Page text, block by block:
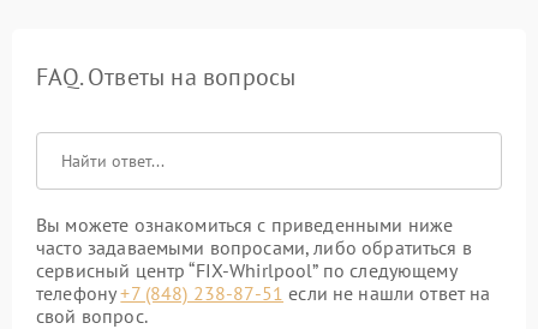
FAQ. Ответы на вопросы
Вы можете ознакомиться с приведенными ниже
часто задаваемыми вопросами, либо обратиться в
сервисный центр “FIX-Whirlpool” по следующему
телефону+7 (848) 238-87-51 если не нашли ответ на
свой вопрос.